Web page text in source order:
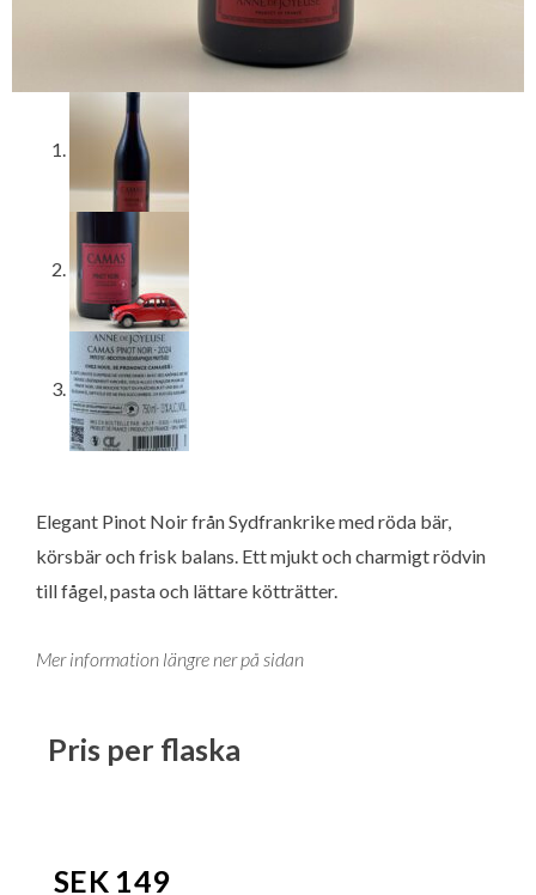
Elegant Pinot Noir från Sydfrankrike med röda bär,
körsbär och frisk balans. Ett mjukt och charmigt rödvin
till fågel, pasta och lättare kötträtter.
Mer information längre ner på sidan
Pris per flaska
SEK149